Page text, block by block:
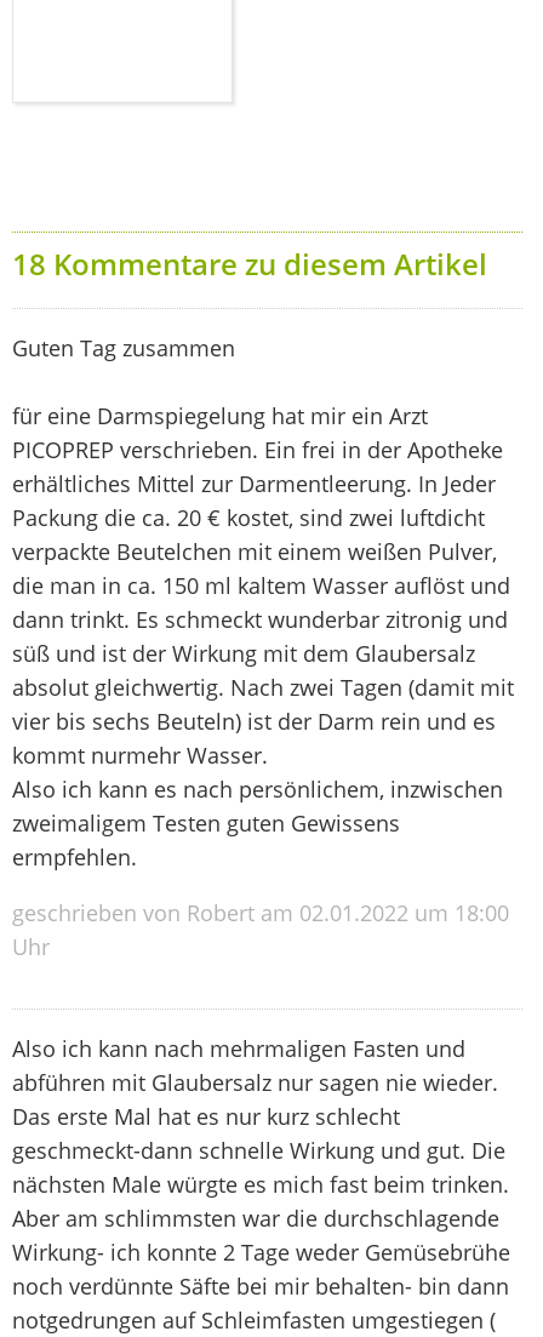
18 Kommentare zu diesem Artikel
Guten Tag zusammen
für eine Darmspiegelung hat mir ein Arzt
PICOPREP verschrieben. Ein frei in der Apotheke
erhältliches Mittel zur Darmentleerung. In Jeder
Packung die ca. 20 € kostet, sind zwei luftdicht
verpackte Beutelchen mit einem weißen Pulver,
die man in ca. 150 ml kaltem Wasser auflöst und
dann trinkt. Es schmeckt wunderbar zitronig und
süß und ist der Wirkung mit dem Glaubersalz
absolut gleichwertig. Nach zwei Tagen (damit mit
vier bis sechs Beuteln) ist der Darm rein und es
kommt nurmehr Wasser.
Also ich kann es nach persönlichem, inzwischen
zweimaligem Testen guten Gewissens
ermpfehlen.
geschrieben von Robert am 02.01.2022 um 18:00
Uhr
Also ich kann nach mehrmaligen Fasten und
abführen mit Glaubersalz nur sagen nie wieder.
Das erste Mal hat es nur kurz schlecht
geschmeckt-dann schnelle Wirkung und gut. Die
nächsten Male würgte es mich fast beim trinken.
Aber am schlimmsten war die durchschlagende
Wirkung- ich konnte 2 Tage weder Gemüsebrühe
noch verdünnte Säfte bei mir behalten- bin dann
notgedrungen auf Schleimfasten umgestiegen (